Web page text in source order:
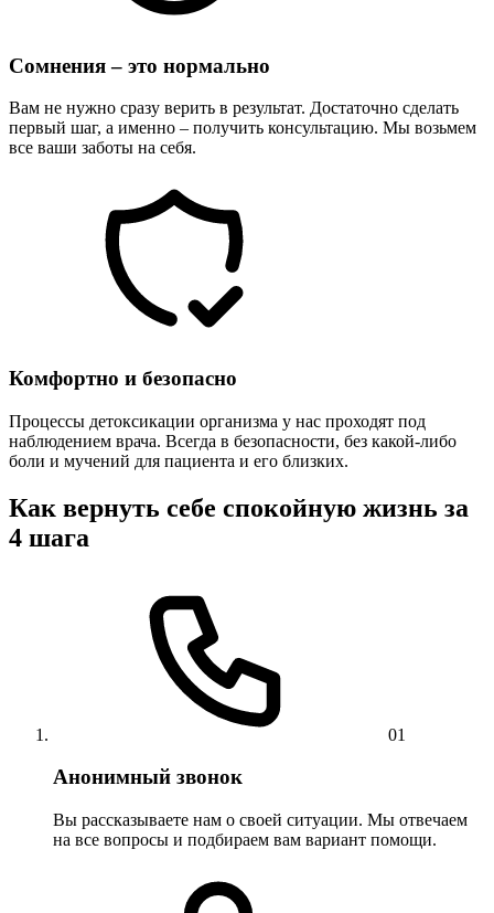
Сомнения – это нормально
Вам не нужно сразу верить в результат. Достаточно сделать
первый шаг, а именно – получить консультацию. Мы возьмем
все ваши заботы на себя.
Комфортно и безопасно
Процессы детоксикации организма у нас проходят под
наблюдением врача. Всегда в безопасности, без какой-либо
боли и мучений для пациента и его близких.
Как вернуть себе спокойную жизнь за
4 шага
01
Анонимный звонок
Вы рассказываете нам о своей ситуации. Мы отвечаем
на все вопросы и подбираем вам вариант помощи.